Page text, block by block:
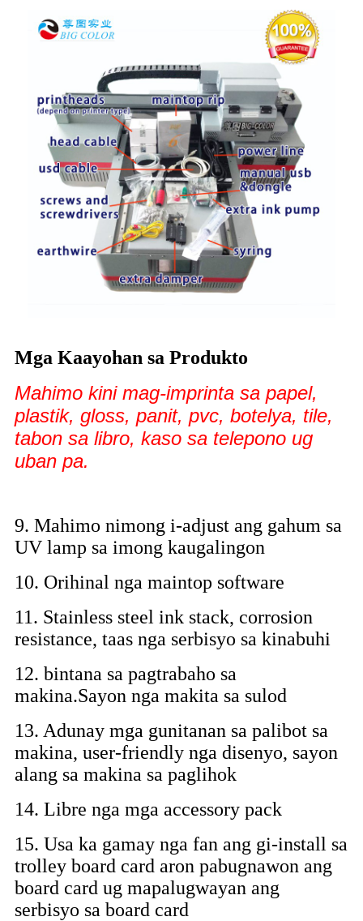
Mga Kaayohan sa Produkto
Mahimo kini mag-imprinta sa papel,
plastik, gloss, panit, pvc, botelya, tile,
tabon sa libro, kaso sa telepono ug
uban pa.
9. Mahimo nimong i-adjust ang gahum sa
UV lamp sa imong kaugalingon
10. Orihinal nga maintop software
11. Stainless steel ink stack, corrosion
resistance, taas nga serbisyo sa kinabuhi
12. bintana sa pagtrabaho sa
makina.Sayon nga makita sa sulod
13. Adunay mga gunitanan sa palibot sa
makina, user-friendly nga disenyo, sayon ​​
alang sa makina sa paglihok
14. Libre nga mga accessory pack
15. Usa ka gamay nga fan ang gi-install sa
trolley board card aron pabugnawon ang
board card ug mapalugwayan ang
serbisyo sa board card